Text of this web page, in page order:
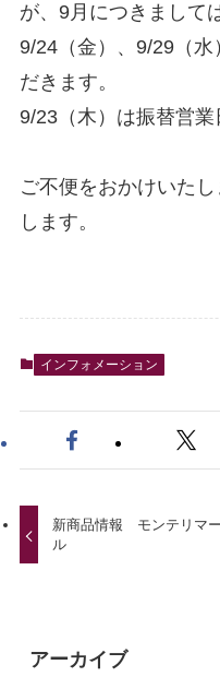
が、9月につきまして
9/24（金）、9/29（
だきます。
9/23（木）は振替営業
ご不便をおかけいた
します。
インフォメーション
新商品情報 モンテリマー
ル
アーカイブ